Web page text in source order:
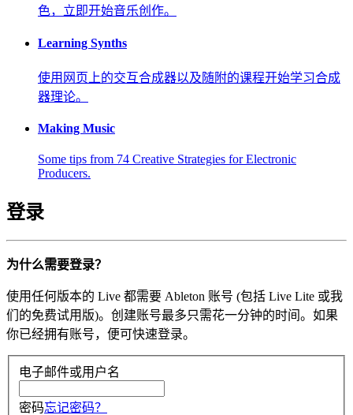
色，立即开始音乐创作。
Learning Synths
使用网页上的交互合成器以及随附的课程开始学习合成
器理论。
Making Music
Some tips from 74 Creative Strategies for Electronic
Producers.
登录
为什么需要登录？
使用任何版本的 Live 都需要 Ableton 账号 (包括 Live Lite 或我
们的免费试用版)。创建账号最多只需花一分钟的时间。如果
你已经拥有账号，便可快速登录。
电子邮件或用户名
密码忘记密码？